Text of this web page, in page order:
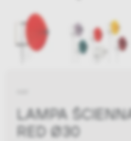
LAMPA
RED Ø30